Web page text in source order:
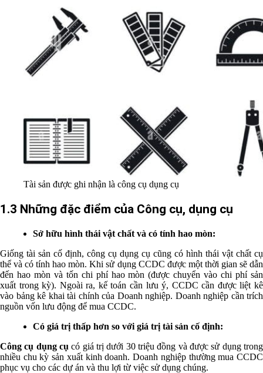
Tài sản được ghi nhận là công cụ dụng cụ
1.3 Những đặc điểm của Công cụ, dụng cụ
Sở hữu hình thái vật chất và có tính hao mòn:
Giống tài sản cố định, công cụ dụng cụ cũng có hình thái vật chất cụ
thể và có tính hao mòn. Khi sử dụng CCDC được một thời gian sẽ dẫn
đến hao mòn và tốn chi phí hao mòn (được chuyển vào chi phí sản
xuất trong kỳ). Ngoài ra, kế toán cần lưu ý, CCDC cần được liệt kê
vào bảng kê khai tài chính của Doanh nghiệp. Doanh nghiệp cần trích
nguồn vốn lưu động để mua CCDC.
Có giá trị thấp hơn so với giá trị tài sản cố định:
Công cụ dụng cụ có giá trị dưới 30 triệu đồng và được sử dụng trong
nhiều chu kỳ sản xuất kinh doanh. Doanh nghiệp thườngmua CCDC
phục vụ cho các dự án và thu lợi từ việc sử dụng chúng.